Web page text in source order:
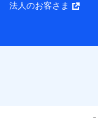
法人のお客さま